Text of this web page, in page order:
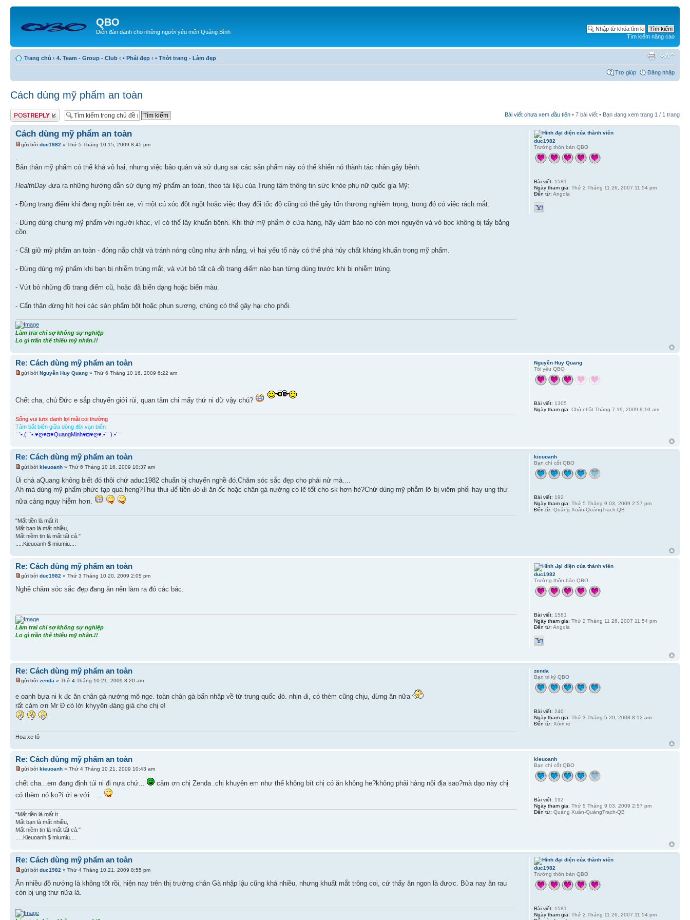
QBO
Diễn đàn dành cho những người yêu mến Quảng Bình
Tìm kiếm nâng cao
Trang chủ ‹ 4. Team - Group - Club ‹ • Phái đẹp ‹ • Thời trang - Làm đẹp
Trợ giúp Đăng nhập
Cách dùng mỹ phẩm an toàn
Gửi bài trả lời Bài viết chưa xem đầu tiên • 7 bài viết • Bạn đang xem trang 1 / 1 trang
Cách dùng mỹ phẩm an toàn
gửi bởi duc1982 » Thứ 5 Tháng 10 15, 2009 8:45 pm
Bản thân mỹ phẩm có thể khá vô hại, nhưng việc bảo quản và sử dụng sai các sản phẩm này có thể khiến nó thành tác nhân gây bệnh.
HealthDay đưa ra những hướng dẫn sử dụng mỹ phẩm an toàn, theo tài liệu của Trung tâm thông tin sức khỏe phụ nữ quốc gia Mỹ:
- Đừng trang điểm khi đang ngồi trên xe, vì một cú xóc đột ngột hoặc việc thay đổi tốc độ cũng có thể gây tổn thương nghiêm trọng, trong đó có việc rách mắt.
- Đừng dùng chung mỹ phẩm với người khác, vì có thể lây khuẩn bệnh. Khi thử mỹ phẩm ở cửa hàng, hãy đảm bảo nó còn mới nguyên và vỏ bọc không bị tẩy bằng
cồn.
- Cất giữ mỹ phẩm an toàn - đóng nắp chặt và tránh nóng cũng như ánh nắng, vì hai yếu tố này có thể phá hủy chất kháng khuẩn trong mỹ phẩm.
- Đừng dùng mỹ phẩm khi bạn bị nhiễm trùng mắt, và vứt bỏ tất cả đồ trang điểm nào bạn từng dùng trước khi bị nhiễm trùng.
- Vứt bỏ những đồ trang điểm cũ, hoặc đã biến dạng hoặc biến màu.
- Cẩn thận đừng hít hơi các sản phẩm bột hoặc phun sương, chúng có thể gây hại cho phổi.
Làm trai chỉ sợ không sự nghiệp
Lo gì trần thế thiếu mỹ nhân.!!
duc1982
Trưởng thôn bản QBO
Bài viết: 1581
Ngày tham gia: Thứ 2 Tháng 11 26, 2007 11:54 pm
Đến từ: Angola
Re: Cách dùng mỹ phẩm an toàn
gửi bởi Nguyễn Huy Quang » Thứ 6 Tháng 10 16, 2009 6:22 am
Chết cha, chú Đức e sắp chuyển giới rùi, quan tâm chi mấy thứ ni dữ vậy chú?
Sống vui tươi danh lợi mãi coi thường
Tâm bất biến giữa dòng đời vạn biến
¯`•.(¯`•.♥ღ♥◘♥QuangMinh♥◘♥ღ♥.•´¯).•´¯
Nguyễn Huy Quang
Tôi yêu QBO
Bài viết: 1305
Ngày tham gia: Chủ nhật Tháng 7 19, 2009 8:10 am
Re: Cách dùng mỹ phẩm an toàn
gửi bởi kieuoanh » Thứ 6 Tháng 10 16, 2009 10:37 am
Úi chà aQuang không biết đó thôi chứ aduc1982 chuẩn bị chuyển nghề đó.Chăm sóc sắc đẹp cho phái nử mà....
Ah mà dùng mỹ phẩm phức tạp quá heng?Thui thui để tiền đó đi ăn ốc hoặc chân gà nướng có lẽ tốt cho sk hơn hè?Chứ dùng mỹ phẫm lỡ bị viêm phổi hay ung thư
nữa càng nguy hiễm hơn.
"Mất tiền là mất ít
Mất bạn là mất nhiều,
Mất niềm tin là mất tất cả."
.....Kieuoanh $ miumiu....
kieuoanh
Bạn chí cốt QBO
Bài viết: 192
Ngày tham gia: Thứ 5 Tháng 9 03, 2009 2:57 pm
Đến từ: Quảng Xuân-QuảngTrach-QB
Re: Cách dùng mỹ phẩm an toàn
gửi bởi duc1982 » Thứ 3 Tháng 10 20, 2009 2:05 pm
Nghề chăm sóc sắc đẹp đang ăn nên làm ra đó các bác.
Làm trai chỉ sợ không sự nghiệp
Lo gì trần thế thiếu mỹ nhân.!!
duc1982
Trưởng thôn bản QBO
Bài viết: 1581
Ngày tham gia: Thứ 2 Tháng 11 26, 2007 11:54 pm
Đến từ: Angola
Re: Cách dùng mỹ phẩm an toàn
gửi bởi zenda » Thứ 4 Tháng 10 21, 2009 8:20 am
e oanh bựa ni k đc ăn chân gà nướng mô nge. toàn chân gà bẩn nhập về từ trung quốc đó. nhịn đi, có thèm cũng chịu, đừng ăn nữa
rất cảm ơn Mr Đ có lời khyyên đáng giá cho chị e!
Hoa xe tô
zenda
Bạn tri kỷ QBO
Bài viết: 240
Ngày tham gia: Thứ 3 Tháng 5 20, 2008 8:12 am
Đến từ: Xóm re
Re: Cách dùng mỹ phẩm an toàn
gửi bởi kieuoanh » Thứ 4 Tháng 10 21, 2009 10:43 am
chết cha...em đang định túi ni đi nựa chứ...
cảm ơn chị Zenda .chị khuyên em như thế không bít chị có ăn không he?không phải hàng nội địa sao?mà dạo này chị
có thèm nó ko?í ới e với......
"Mất tiền là mất ít
Mất bạn là mất nhiều,
Mất niềm tin là mất tất cả."
.....Kieuoanh $ miumiu....
kieuoanh
Bạn chí cốt QBO
Bài viết: 192
Ngày tham gia: Thứ 5 Tháng 9 03, 2009 2:57 pm
Đến từ: Quảng Xuân-QuảngTrach-QB
Re: Cách dùng mỹ phẩm an toàn
gửi bởi duc1982 » Thứ 4 Tháng 10 21, 2009 8:55 pm
Ăn nhiều đồ nướng là không tốt rồi, hiện nay trên thị trường chân Gà nhập lậu cũng khá nhiều, nhưng khuất mắt trông coi, cứ thấy ăn ngon là được. Bữa nay ăn rau
còn bị ung thư nữa là.
duc1982
Trưởng thôn bản QBO
Bài viết: 1581
Ngày tham gia: Thứ 2 Tháng 11 26, 2007 11:54 pm